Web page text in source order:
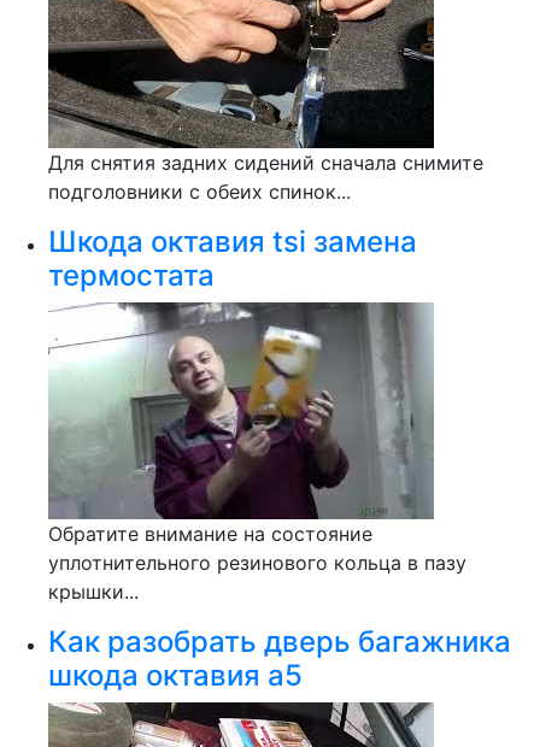
Для снятия задних сидений сначала снимите
подголовники с обеих спинок...
Шкода октавия tsi замена
термостата
Обратите внимание на состояние
уплотнительного резинового кольца в пазу
крышки...
Как разобрать дверь багажника
шкода октавия а5